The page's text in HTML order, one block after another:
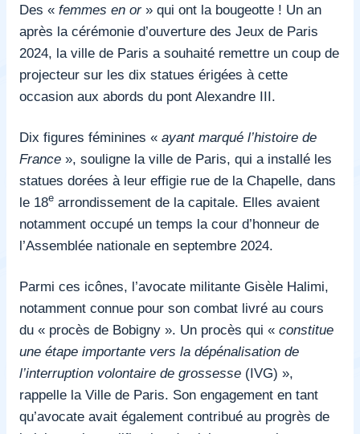
Des « femmes en or» qui ont la bougeotte ! Un an
après la cérémonie d’ouverture des Jeux de Paris
2024, la ville de Paris a souhaité remettre un coup de
projecteur sur les dix statues érigées à cette
occasion aux abords du pont Alexandre III.
Dix figures féminines « ayant marqué l’histoire de
France », souligne la ville de Paris, qui a installé les
statues dorées à leur effigie rue de la Chapelle, dans
le 18e arrondissement de la capitale. Elles avaient
notamment occupé un temps la cour d’honneur de
l’Assemblée nationale en septembre 2024.
Parmi ces icônes, l’avocate militante Gisèle Halimi,
notamment connue pour son combat livré au cours
du « procès de Bobigny ». Un procès qui « constitue
une étape importante vers la dépénalisation de
l’interruption volontaire de grossesse (IVG) »,
rappelle la Ville de Paris. Son engagement en tant
qu’avocate avait également contribué au progrès de